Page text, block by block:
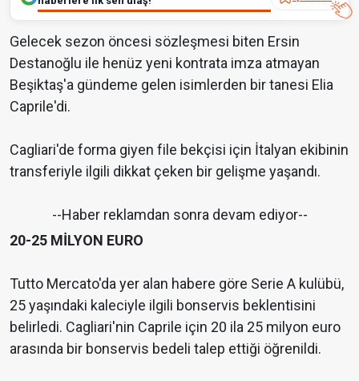
Gelecek sezon öncesi sözleşmesi biten Ersin
Destanoğlu ile henüz yeni kontrata imza atmayan
Beşiktaş'a gündeme gelen isimlerden bir tanesi Elia
Caprile'di.
Cagliari'de forma giyen file bekçisi için İtalyan ekibinin
transferiyle ilgili dikkat çeken bir gelişme yaşandı.
--Haber reklamdan sonra devam ediyor--
20-25 MİLYON EURO
Tutto Mercato'da yer alan habere göre Serie A kulübü,
25 yaşındaki kaleciyle ilgili bonservis beklentisini
belirledi. Cagliari'nin Caprile için 20 ila 25 milyon euro
arasında bir bonservis bedeli talep ettiği öğrenildi.